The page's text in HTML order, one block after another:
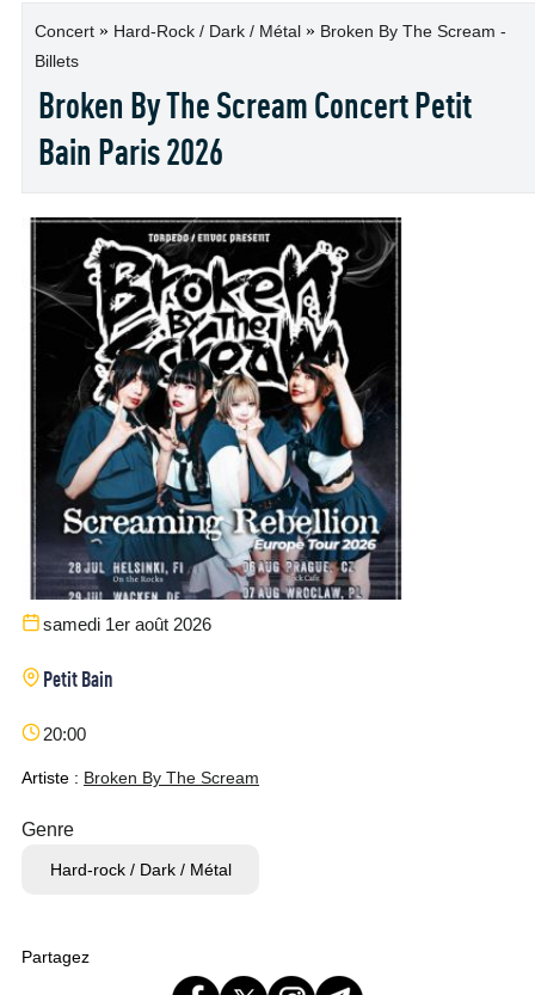
Concert » Hard-Rock / Dark / Métal » Broken By The Scream -
Billets
Broken By The Scream Concert Petit
Bain Paris 2026
samedi 1er août 2026
Petit Bain
20:00
Artiste : Broken By The Scream
Genre
Hard-rock / Dark / Métal
Partagez